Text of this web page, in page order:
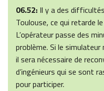
06.52: Il y a des
Toulouse, ce qui retarde
L’opérateur passe des
problème. Si le
il sera nécessaire de
d’ingénieurs qui se sont
pour participer.